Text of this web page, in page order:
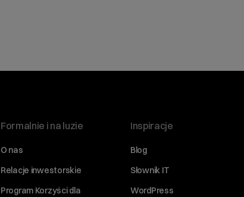
Formalnie i na luzie
O nas
Relacje inwestorskie
Program Korzyści dla
Inspiracje
Blog
Słownik IT
WordPress